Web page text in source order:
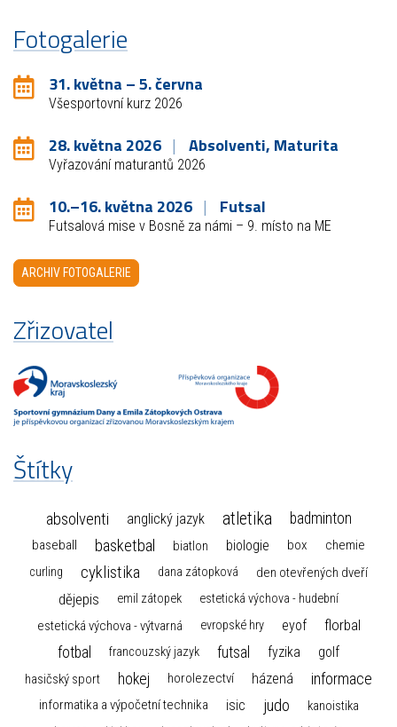
Fotogalerie
31. května – 5. června
Všesportovní kurz 2026
28. května 2026 Absolventi, Maturita
Vyřazování maturantů 2026
10.–16. května 2026 Futsal
Futsalová mise v Bosně za námi – 9. místo na ME
ARCHIV FOTOGALERIE
Zřizovatel
Štítky
absolventi anglický jazyk atletika badminton
baseball basketbal biatlon biologie box chemie
curling cyklistika dana zátopková den otevřených dveří
dějepis emil zátopek estetická výchova - hudební
estetická výchova - výtvarná evropské hry eyof florbal
fotbal francouzský jazyk futsal fyzika golf
hasičský sport hokej horolezectví házená informace
informatika a výpočetní technika isic judo
kanoistika